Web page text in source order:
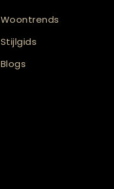
Woontrends
Stijlgids
Blogs